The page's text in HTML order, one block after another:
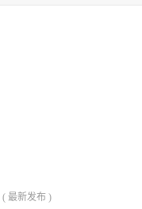
( 最新发布 )